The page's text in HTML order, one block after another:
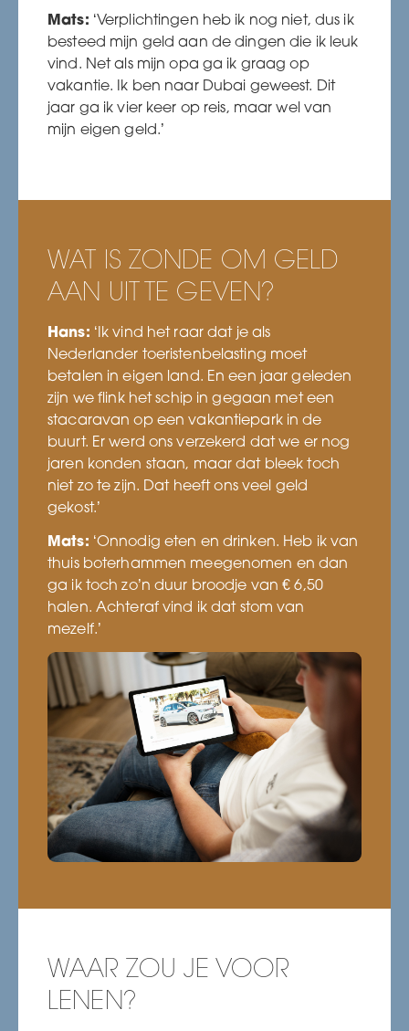
Mats: ‘Verplichtingen heb ik nog niet, dus ik
besteed mijn geld aan de dingen die ik leuk
vind. Net als mijn opa ga ik graag op
vakantie. Ik ben naar Dubai geweest. Dit
jaar ga ik vier keer op reis, maar wel van
mijn eigen geld.’
WAT IS ZONDE OM GELD
AAN UIT TE GEVEN?
Hans: ‘Ik vind het raar dat je als
Nederlander toeristenbelasting moet
betalen in eigen land. En een jaar geleden
zijn we flink het schip in gegaan met een
stacaravan op een vakantiepark in de
buurt. Er werd ons verzekerd dat we er nog
jaren konden staan, maar dat bleek toch
niet zo te zijn. Dat heeft ons veel geld
gekost.’
Mats: ‘Onnodig eten en drinken. Heb ik van
thuis boterhammen meegenomen en dan
ga ik toch zo’n duur broodje van € 6,50
halen. Achteraf vind ik dat stom van
mezelf.’
WAAR ZOU JE VOOR
LENEN?